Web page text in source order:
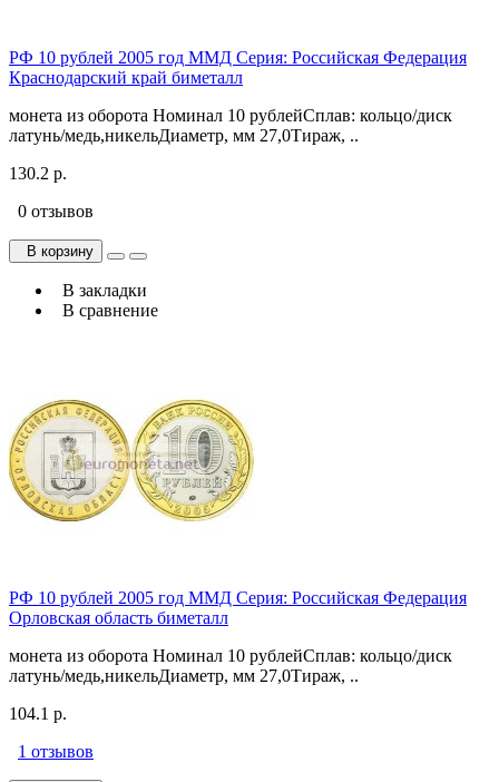
РФ 10 рублей 2005 год ММД Серия: Российская Федерация
Краснодарский край биметалл
монета из оборота Номинал 10 рублейСплав: кольцо/диск
латунь/медь,никельДиаметр, мм 27,0Тираж, ..
130.2 р.
0 отзывов
В корзину
В закладки
В сравнение
РФ 10 рублей 2005 год ММД Серия: Российская Федерация
Орловская область биметалл
монета из оборота Номинал 10 рублейСплав: кольцо/диск
латунь/медь,никельДиаметр, мм 27,0Тираж, ..
104.1 р.
1 отзывов